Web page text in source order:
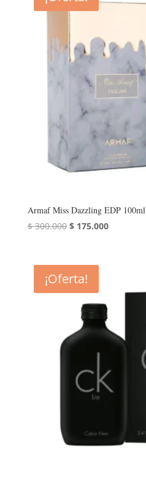
Armaf Miss Dazzling EDP 100ml
$300.000 El
era:
$ 300.000.
$175.000El
¡Oferta!